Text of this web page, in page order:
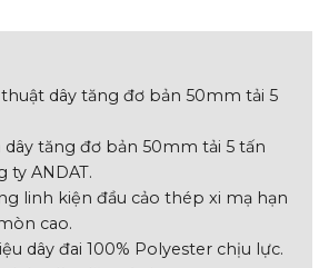
thuật dây tăng đơ bản 50mm tải 5
dây tăng đơ bản 50mm tải 5 tấn
ty ANDAT.
linh kiện đầu cảo thép xi mạ hạn
cao.
dây đai 100% Polyester chịu lực.